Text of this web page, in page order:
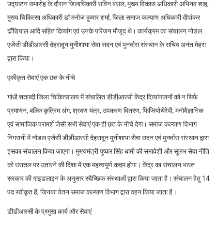
उद्घाटन समारोह के दौरान जिलाधिकारी सविन बंसल, मुख्य विकास अधिकारी अभिनव शाह,
मुख्य चिकित्सा अधिकारी डॉ मनोज कुमार शर्मा, जिला समाज कल्याण अधिकारी दीपांकर
ढौंडियाल आदि सहित दिव्यांग एवं उनके परिजन मौजूद थे। कार्यक्रम का संचालन नोडल
एजेंसी डीडीआरसी देहरादून मुनीशाभा सेवा सदन एवं पुनर्वास संस्थान के सचिव अनंत मेहरा
द्वारा किया।
एकीकृत सेवाएं एक छत के नीचे
गांधी शताब्दी जिला चिकित्सालय में संचालित डीडीआरसी केंद्र दिव्यांगजनों को न सिर्फ
प्रमाणन, बल्कि कृत्रिम अंग, श्रवण यंत्र, उपकरण वितरण, फिजियोथेरेपी, मनोवैज्ञानिक
एवं सामाजिक परामर्श जैसी सभी सेवाएं एक ही छत के नीचे देगा। समाज कल्याण विभाग
निगरानी में नोडल एजेंसी डीडीआरसी देहरादून मुनीशाभा सेवा सदन एवं पुनर्वास संस्थान द्वारा
इसका संचालन किया जाएगा। मुख्यमंत्री पुष्कर सिंह धामी की समावेशी और सुलभ सेवा नीति
को धरातल पर उतारने की दिशा में एक महत्वपूर्ण कदम होगा। केंद्र का संचालन भारत
सरकार की गाइडलाइन के अनुसार स्वैच्छिक संस्थाओं द्वारा किया जाता है। संचालन हेतु 14
पद स्वीकृत हैं, जिनका वेतन समाज कल्याण विभाग द्वारा वहन किया जाता है।
डीडीआरसी के प्रमुख कार्य और सेवाएं